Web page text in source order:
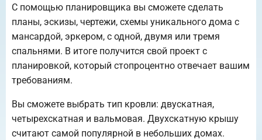
С помощью планировщика вы сможете сделать
планы, эскизы, чертежи, схемы уникального дома с
мансардой, эркером, с одной, двумя или тремя
спальнями. В итоге получится свой проект с
планировкой, который стопроцентно отвечает вашим
требованиям.
Вы сможете выбрать тип кровли: двускатная,
четырехскатная и вальмовая. Двухскатную крышу
считают самой популярной в небольших домах.